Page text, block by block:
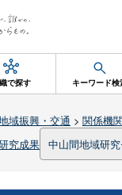
で探す キーワード検
域振興・交通 > 関係機
究成果 中山間地域研